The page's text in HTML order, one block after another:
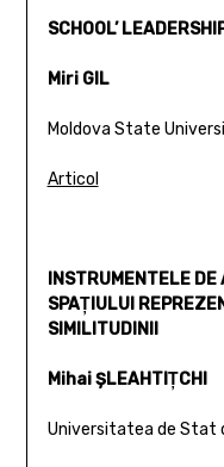
SCHOOL’
Miri GIL
Moldova State
Articol
INSTRUMENTELE
SPAŢIULUI
SIMILITUDINII
Mihai ŞLEAHTIŢCHI
Universitatea de Stat